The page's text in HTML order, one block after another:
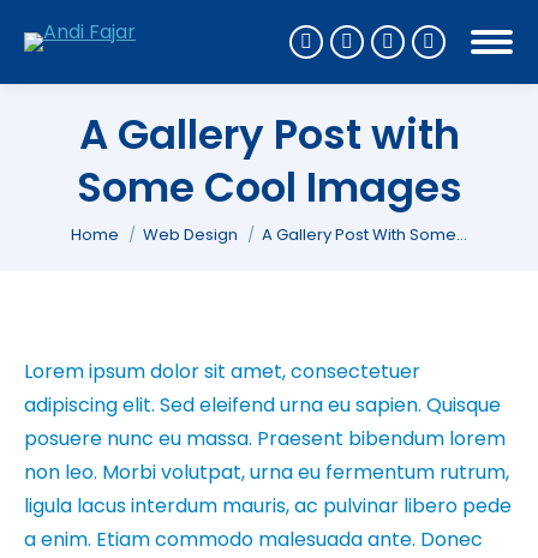
A Gallery Post with
Some Cool Images
You are here:
Home Web Design A Gallery Post With Some…
Lorem ipsum dolor sit amet, consectetuer
adipiscing elit. Sed eleifend urna eu sapien. Quisque
posuere nunc eu massa. Praesent bibendum lorem
non leo. Morbi volutpat, urna eu fermentum rutrum,
ligula lacus interdum mauris, ac pulvinar libero pede
a enim. Etiam commodo malesuada ante. Donec